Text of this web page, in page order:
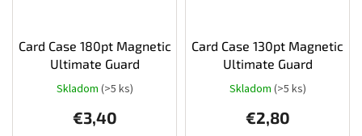
Card Case 180pt Magnetic
Ultimate Guard
Skladom (>5 ks)
€3,40
Card Case 130pt Magnetic
Ultimate Guard
Skladom (>5 ks)
€2,80